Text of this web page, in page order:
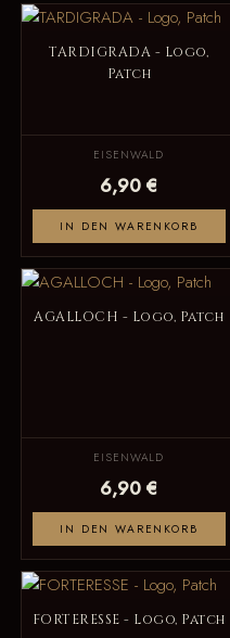
TARDIGRADA - Logo,
Patch
EISENWALD
6,90 €
IN DEN WARENKORB
AGALLOCH - Logo, Patch
EISENWALD
6,90 €
IN DEN WARENKORB
FORTERESSE - Logo, Patch